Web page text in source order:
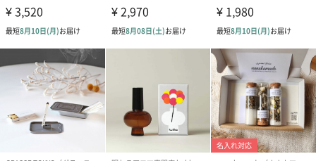
スイーツ
スイーツを同梱してお届けいたします。ギフトへの＋αにおすすめ